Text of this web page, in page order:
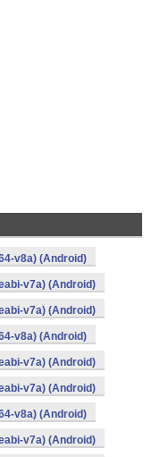
v8a) (Android)
v7a) (Android)
v7a) (Android)
v8a) (Android)
v7a) (Android)
v7a) (Android)
v8a) (Android)
v7a) (Android)